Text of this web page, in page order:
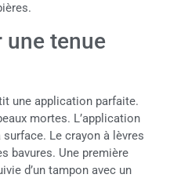
une tenue
une application parfaite.
mortes. L’application
surface. Le crayon à lèvres
bavures. Une première
d’un tampon avec un